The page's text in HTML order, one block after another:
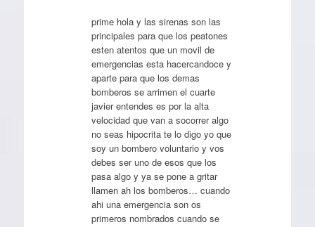
prime hola y las sirenas son las
principales para que los peatones
esten atentos que un movil de
emergencias esta hacercandoce y
aparte para que los demas
bomberos se arrimen el cuarte
javier entendes es por la alta
velocidad que van a socorrer algo
no seas hipocrita te lo digo yo que
soy un bombero voluntario y vos
debes ser uno de esos que los
pasa algo y ya se pone a gritar
llamen ah los bomberos… cuando
ahi una emergencia son os
primeros nombrados cuando se